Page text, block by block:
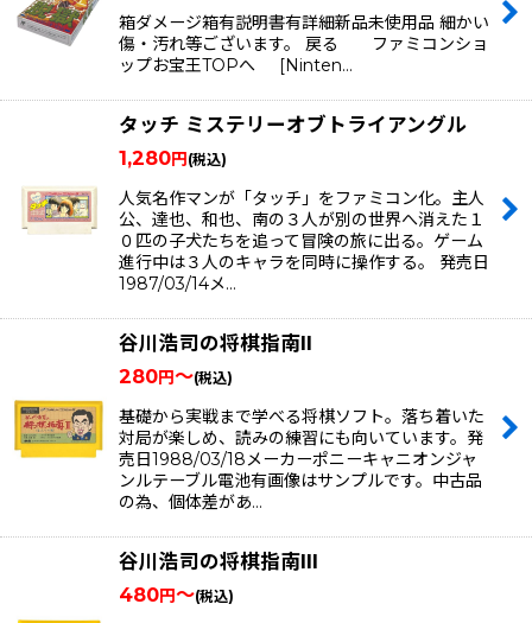
箱ダメージ箱有説明書有詳細新品未使用品 細かい
傷・汚れ等ございます。 戻る ファミコンショ
ップお宝王TOPへ [Ninten…
タッチ ミステリーオブトライアングル
1,280円 (税込)
人気名作マンが「タッチ」をファミコン化。主人
公、達也、和也、南の３人が別の世界へ消えた１
０匹の子犬たちを追って冒険の旅に出る。ゲーム
進行中は３人のキャラを同時に操作する。 発売日
1987/03/14メ…
谷川浩司の将棋指南II
280円～(税込)
基礎から実戦まで学べる将棋ソフト。落ち着いた
対局が楽しめ、読みの練習にも向いています。発
売日1988/03/18メーカーポニーキャニオンジャ
ンルテーブル電池有画像はサンプルです。中古品
の為、個体差があ…
谷川浩司の将棋指南III
480円～(税込)